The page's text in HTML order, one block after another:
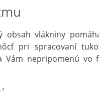
obsah vlákniny
pri spracovaní
nepripomenú vo